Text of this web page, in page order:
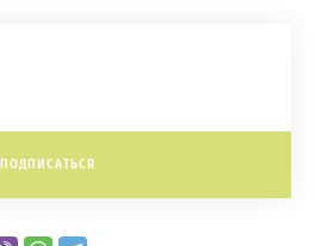
ПОДПИСАТЬСЯ